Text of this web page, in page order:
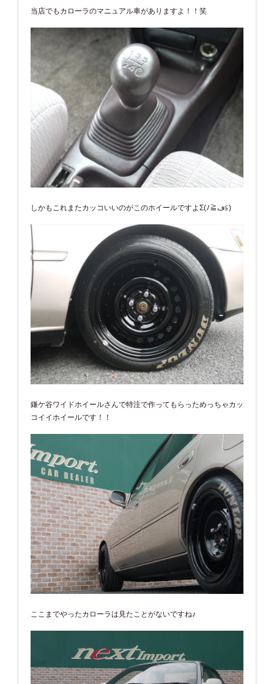
当店でもカローラのマニュアル車がありますよ！！笑
しかもこれまたカッコいいのがこのホイールですよΣ(ﾉ≧ڡ≦)
鎌ケ谷ワイドホイールさんで特注で作ってもらっためっちゃカッ
コイイホイールです！！
ここまでやったカローラは見たことがないですね♪